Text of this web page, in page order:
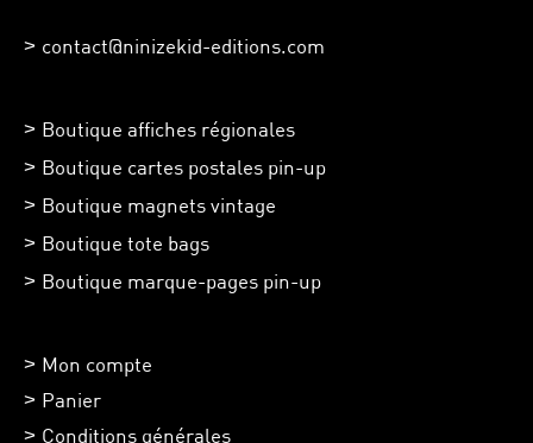
contact@ninizekid-editions.com
Boutique affiches régionales
Boutique cartes postales pin-up
Boutique magnets vintage
Boutique tote bags
Boutique marque-pages pin-up
Mon compte
Panier
Conditions générales